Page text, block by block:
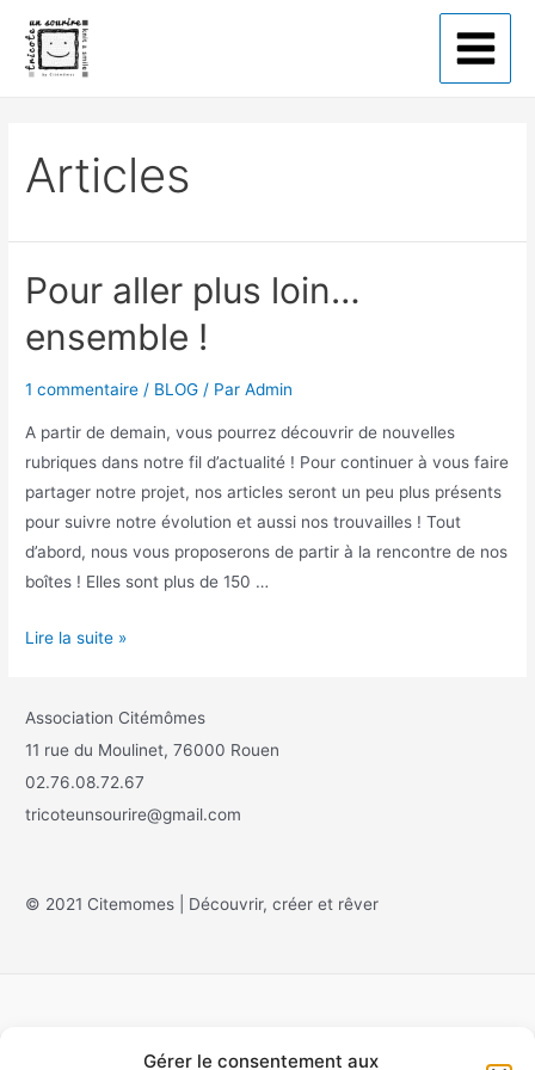
Gérer le consentement aux
Articles
Pour aller plus loin…
ensemble !
1 commentaire / BLOG / ParAdmin
A partir de demain, vous pourrez découvrir de nouvelles
rubriques dans notre fil d’actualité ! Pour continuer à vous faire
partager notre projet, nos articles seront un peu plus présents
pour suivre notre évolution et aussi nos trouvailles ! Tout
d’abord, nous vous proposerons de partir à la rencontre de nos
boîtes ! Elles sont plus de 150 …
Lire la suite »
Association Citémômes
11 rue du Moulinet, 76000 Rouen
02.76.08.72.67
tricoteunsourire@gmail.com
© 2021 Citemomes | Découvrir, créer et rêver